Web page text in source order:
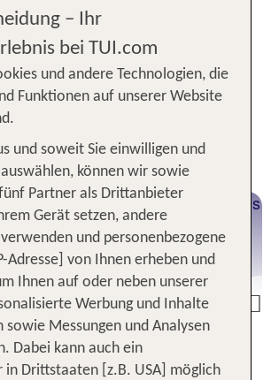
wie du dich entscheidest, dein
wird karibisch-schön.
buchen - Die
Ziele für deinen
Jetzt Mexiko buchen
– Ihr
bei TUI.com
und andere Technologien, die
Funktionen auf unserer Website
und soweit Sie einwilligen und
können wir sowie
Partner als Drittanbieter
Gerät setzen, andere
und personenbezogene
Adresse] von Ihnen erheben und
Ihnen auf oder neben unserer
Werbung und Inhalte
sowie Messungen und Analysen
Dabei kann auch ein
in Drittstaaten [z.B. USA] möglich